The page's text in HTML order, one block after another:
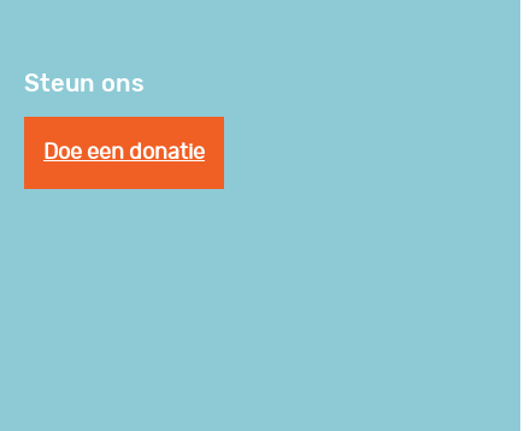
Steun ons
Doe een donatie